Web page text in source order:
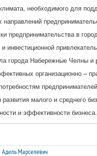
необходимого для
направлений
предпринимательства в
инвестиционной
города Набережные Челны и
организационно –
малого и среднего
и эффективности бизнеса.
Адель Марселевич